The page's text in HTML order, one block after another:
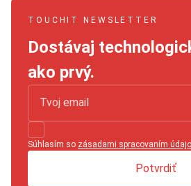
TOUCHIT NEWSLETTER
Dostávaj
ako prvý.
Súhlasím so zásadami spracovaním
Potvrdiť